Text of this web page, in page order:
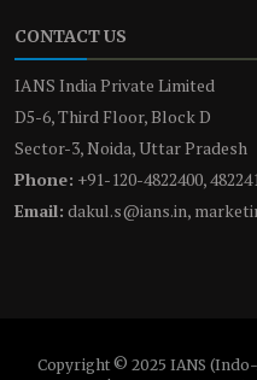
CONTACT US
IANS India Private Limited
D5-6, Third Floor, Block D
Sector-3, Noida, Uttar Pradesh
Phone: +91-120-4822400,
Email: dakul.s@ians.in,
Copyright © 2025 IANS